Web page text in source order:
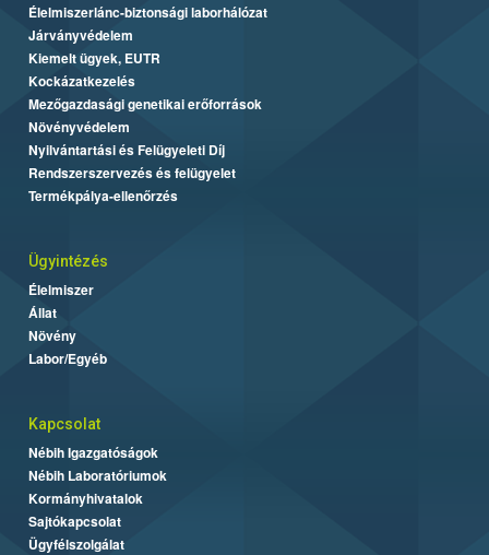
Élelmiszerlánc-biztonsági laborhálózat
Járványvédelem
Kiemelt ügyek, EUTR
Kockázatkezelés
Mezőgazdasági genetikai erőforrások
Növényvédelem
Nyilvántartási és Felügyeleti Díj
Rendszerszervezés és felügyelet
Termékpálya-ellenőrzés
Ügyintézés
Élelmiszer
Állat
Növény
Labor/Egyéb
Kapcsolat
Nébih Igazgatóságok
Nébih Laboratóriumok
Kormányhivatalok
Sajtókapcsolat
Ügyfélszolgálat